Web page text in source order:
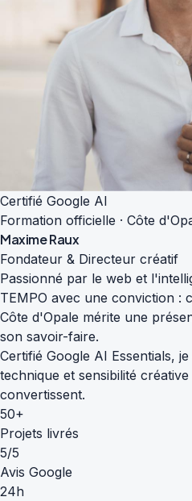
Certifié Google AI
Formation officielle · Côte
Maxime Raux
Fondateur & Directeur créatif
Passionné par le web et
TEMPO avec une conviction :
Côte d'Opale mérite une
son savoir-faire.
Certifié Google AI Essentials,
technique et sensibilité
convertissent.
50+
Projets livrés
5/5
Avis Google
24h